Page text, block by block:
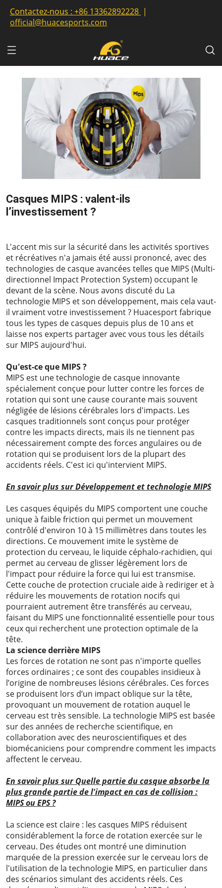
Contactez-nous : +86 13362892228 |
official@huacesports.com
Casques MIPS : valent-ils
l’investissement ?
L'accent mis sur la sécurité dans les activités sportives
et récréatives n'a jamais été aussi prononcé, avec des
technologies de casque avancées telles que MIPS (Multi-
directionnel Impact Protection System) occupant le
devant de la scène. Nous avons discuté du La
technologie MIPS et son développement, mais cela vaut-
il vraiment votre investissement ? Huacesport fabrique
tous les types de casques depuis plus de 10 ans et
laisse nos experts partager avec vous tous les détails
sur MIPS aujourd'hui.
Qu'est-ce que MIPS ?
MIPS est une technologie de casque innovante
spécialement conçue pour lutter contre les forces de
rotation qui sont une cause courante mais souvent
négligée de lésions cérébrales lors d'impacts. Les
casques traditionnels sont conçus pour protéger
contre les impacts directs, mais ils ne tiennent pas
nécessairement compte des forces angulaires ou de
rotation qui se produisent lors de la plupart des
accidents réels. C'est ici qu'intervient MIPS.
En savoir plus surDéveloppement et technologie MIPS
Les casques équipés du MIPS comportent une couche
unique à faible friction qui permet un mouvement
contrôlé d'environ 10 à 15 millimètres dans toutes les
directions. Ce mouvement imite le système de
protection du cerveau, le liquide céphalo-rachidien, qui
permet au cerveau de glisser légèrement lors de
l'impact pour réduire la force qui lui est transmise.
Cette couche de protection cruciale aide à rediriger et à
réduire les mouvements de rotation nocifs qui
pourraient autrement être transférés au cerveau,
faisant du MIPS une fonctionnalité essentielle pour tous
ceux qui recherchent une protection optimale de la
tête.
La science derrière MIPS
Les forces de rotation ne sont pas n'importe quelles
forces ordinaires ; ce sont des coupables insidieux à
l’origine de nombreuses lésions cérébrales. Ces forces
se produisent lors d’un impact oblique sur la tête,
provoquant un mouvement de rotation auquel le
cerveau est très sensible. La technologie MIPS est basée
sur des années de recherche scientifique, en
collaboration avec des neuroscientifiques et des
biomécaniciens pour comprendre comment les impacts
affectent le cerveau.
En savoir plus sur Quelle partie du casque absorbe la
plus grande partie de l'impact en cas de collision :
MIPS ou EPS ?
La science est claire : les casques MIPS réduisent
considérablement la force de rotation exercée sur le
cerveau. Des études ont montré une diminution
marquée de la pression exercée sur le cerveau lors de
l'utilisation de la technologie MIPS, en particulier dans
des scénarios simulant des accidents réels. Ces